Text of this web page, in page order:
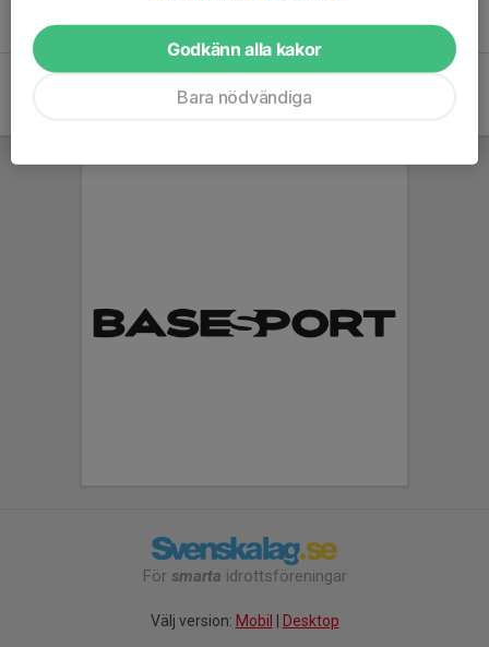
För smarta idrottsföreningar
Välj version: Mobil Desktop
Godkänn alla kakor
Bara nödvändiga